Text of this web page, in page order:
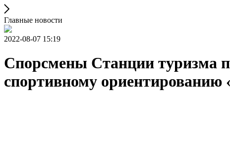
Главные новости
2022-08-07 15:19
Спорсмены Станции туризма
спортивному